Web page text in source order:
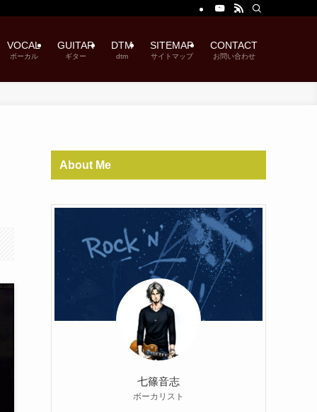
VOCAL
ボーカル
GUITAR
ギター
DTM
dtm
SITEMAP
サイトマップ
CONTACT
お問い合わせ
About Me
七篠音志
ボーカリスト